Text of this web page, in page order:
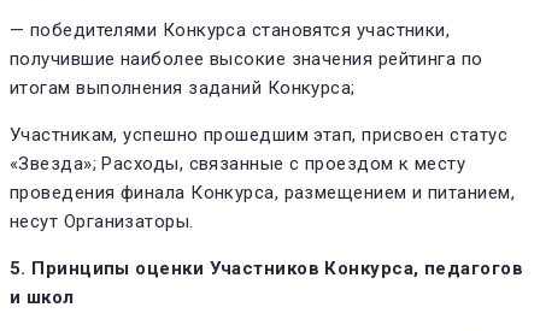
— победителями Конкурса становятся участники,
получившие наиболее высокие значения рейтинга по
итогам выполнения заданий Конкурса;
Участникам, успешно прошедшим этап, присвоен статус
«Звезда»; Расходы, связанные с проездом к месту
проведения финала Конкурса, размещением и питанием,
несут Организаторы.
5. Принципы оценки Участников Конкурса, педагогов
и школ